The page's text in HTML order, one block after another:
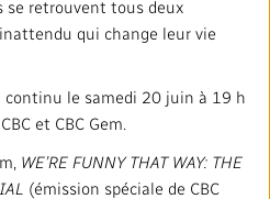
se retrouvent tous deux
qui change leur vie
le samedi 20 juin à 19 h
et CBC Gem.
WE’RE FUNNY THAT WAY: THE
(émission spéciale de CBC